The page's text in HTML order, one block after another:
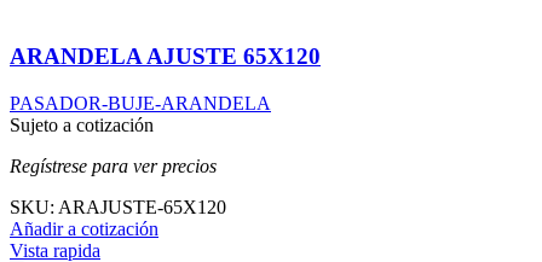
ARANDELA AJUSTE 65X120
PASADOR-BUJE-ARANDELA
Sujeto a cotización
Regístrese para ver precios
SKU: ARAJUSTE-65X120
Añadir a cotización
Vista rapida